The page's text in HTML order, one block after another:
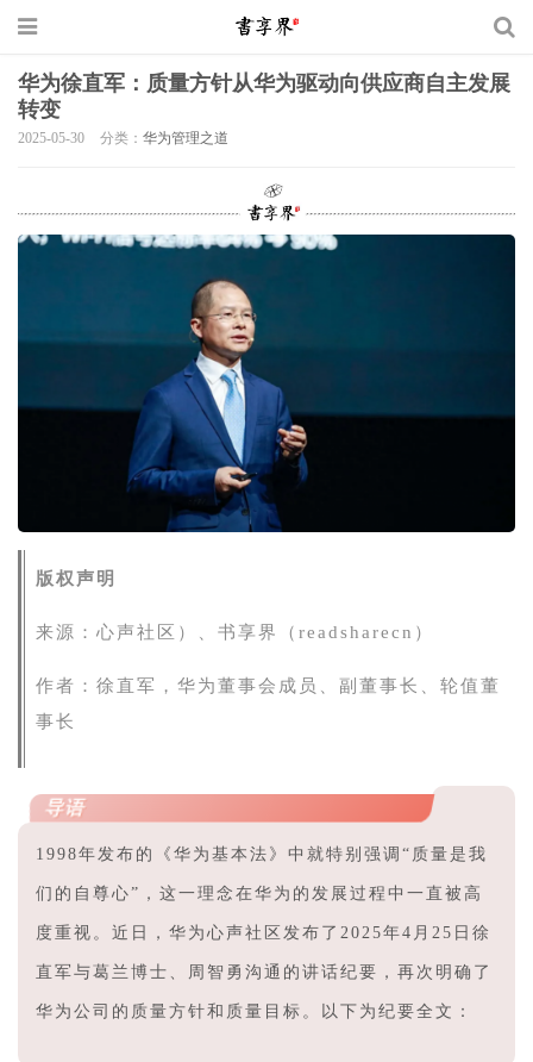
华为徐直军：质量方针从华为驱动向供应商自主发展
转变
2025-05-30 分类： 华为管理之道
版权声明
来源：心声社区）、书享界（readsharecn）
作者： 徐直军，华为董事会成员、副董事长、轮值董
事长
导语
1998年发布的《华为基本法》中就特别强调“质量是我
们的自尊心”，这一理念在华为的发展过程中一直被高
度重视。近日，华为心声社区发布了2025年4月25日徐
直军与葛兰博士、周智勇沟通的讲话纪要，再次明确了
华为公司的质量方针和质量目标。以下为纪要全文：